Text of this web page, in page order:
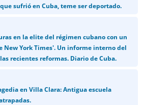
sufrió en Cuba, teme ser deportado.
en la elite del régimen cubano con un
New York Times'. Un informe interno del
recientes reformas. Diario de Cuba.
en Villa Clara: Antigua escuela